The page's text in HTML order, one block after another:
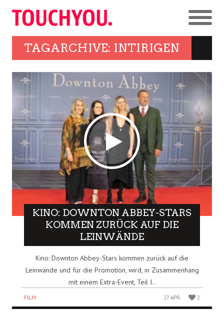
TAGARCHIVE: INTIRIGEN
KINO: DOWNTON ABBEY-STARS
KOMMEN ZURÜCK AUF DIE
LEINWÄNDE
Kino: Downton Abbey-Stars kommen zurück auf die
Leinwände und für die Promotion, wird, in Zusammenhang
mit einem Extra-Event, Teil I..
FILM 27 APR. 2